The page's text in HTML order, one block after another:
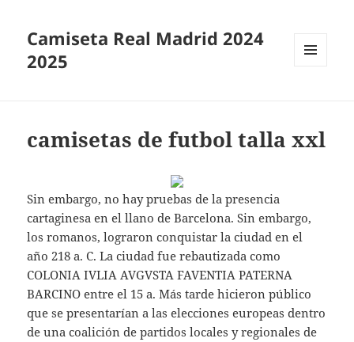
Camiseta Real Madrid 2024
2025
camisetas de futbol talla xxl
Sin embargo, no hay pruebas de la presencia
cartaginesa en el llano de Barcelona. Sin embargo,
los romanos, lograron conquistar la ciudad en el
año 218 a. C. La ciudad fue rebautizada como
COLONIA IVLIA AVGVSTA FAVENTIA PATERNA
BARCINO entre el 15 a. Más tarde hicieron público
que se presentarían a las elecciones europeas dentro
de una coalición de partidos locales y regionales de